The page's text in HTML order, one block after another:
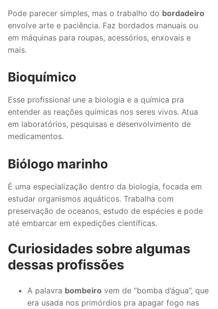
Pode parecer simples, mas o trabalho do bordadeiro
envolve arte e paciência. Faz bordados manuais ou
em máquinas para roupas, acessórios, enxovais e
mais.
Bioquímico
Esse profissional une a biologia e a química pra
entender as reações químicas nos seres vivos. Atua
em laboratórios, pesquisas e desenvolvimento de
medicamentos.
Biólogo marinho
É uma especialização dentro da biologia, focada em
estudar organismos aquáticos. Trabalha com
preservação de oceanos, estudo de espécies e pode
até embarcar em expedições científicas.
Curiosidades sobre algumas
dessas profissões
A palavra bombeiro vem de “bomba d’água”, que
era usada nos primórdios pra apagar fogo nas